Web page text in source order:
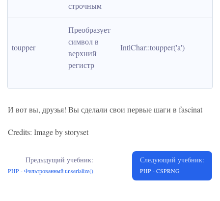
строчным
toupper
Преобразует
символ в
верхний
регистр
IntlChar::toupper('a')
И вот вы, друзья! Вы сделали свои первые шаги в fascinat
Credits: Image by storyset
Предыдущий учебник:
PHP - Фильтрованный unserialize()
Следующий учебник:
PHP - CSPRNG